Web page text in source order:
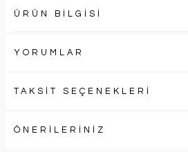
ÜRÜN BİLGİSİ
YORUMLAR
TAKSİT SEÇENEKLERİ
ÖNERİLERİNİZ